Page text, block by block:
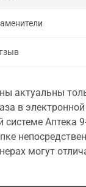
актуальны
в
Аптека
могут